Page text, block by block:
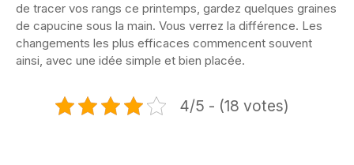
de tracer vos rangs ce printemps, gardez quelques graines
de capucine sous la main. Vous verrez la différence. Les
changements les plus efficaces commencent souvent
ainsi, avec une idée simple et bien placée.
4/5 - (18 votes)